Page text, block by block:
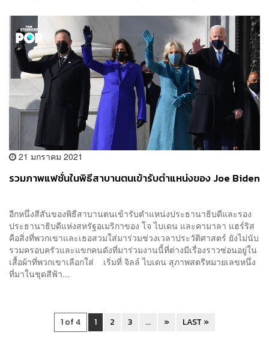
21 มกราคม 2021
รวมภาพแฟชั่นในพิธีสาบานตนเข้ารับตำแหน่งของ Joe Biden
อีกหนึ่งสีสันของพิธีสาบานตนเข้ารับตำแหน่งประธานาธิบดีและรอง
ประธานาธิบดีแห่งสหรัฐอเมริกาของ โจ ไบเดน และคามาลา แฮร์ริส
คือสิ่งที่พวกเขาและเธอสวมใส่มาร่วมช่วงเวลาประวัติศาสตร์ ยังไม่นับ
รวมครอบครัวและแขกคนดังที่มาร่วมงานนี้ที่ต่างมีเรื่องราวซ่อนอยู่ใน
เสื้อผ้าที่พวกเขาเลือกใส่ เริ่มที่ จิลล์ ไบเดน สุภาพสตรีหมายเลขหนึ่ง
ที่มาในชุดสีฟ้า...
1 of 4 1 2 3 ... » LAST »